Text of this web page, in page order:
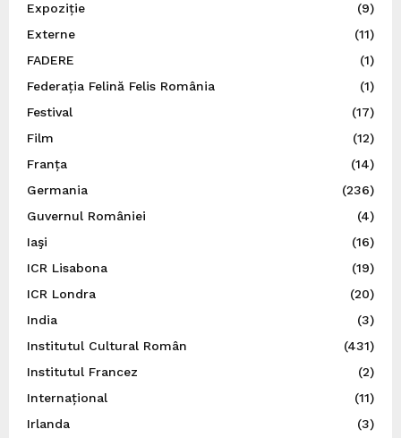
Expoziție
(9)
Externe
(11)
FADERE
(1)
Federația Felină Felis România
(1)
Festival
(17)
Film
(12)
Franța
(14)
Germania
(236)
Guvernul României
(4)
Iaşi
(16)
ICR Lisabona
(19)
ICR Londra
(20)
India
(3)
Institutul Cultural Român
(431)
Institutul Francez
(2)
Internațional
(11)
Irlanda
(3)